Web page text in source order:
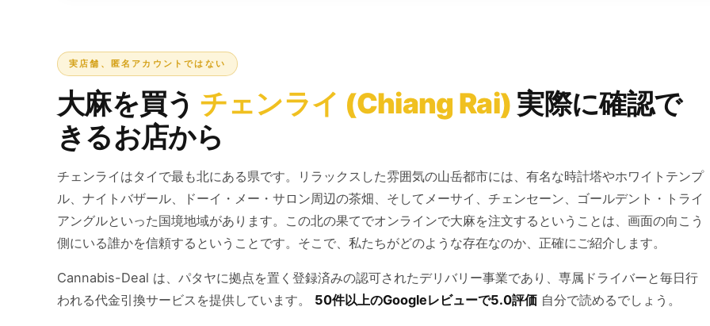
実店舗、匿名アカウントではない
大麻を買う チェンライ (Chiang Rai) 実際に確認で
きるお店から
チェンライはタイで最も北にある県です。リラックスした雰囲気の山岳都市には、有名な時計塔やホワイトテンプ
ル、ナイトバザール、ドーイ・メー・サロン周辺の茶畑、そしてメーサイ、チェンセーン、ゴールデント・トライ
アングルといった国境地域があります。この北の果てでオンラインで大麻を注文するということは、画面の向こう
側にいる誰かを信頼するということです。そこで、私たちがどのような存在なのか、正確にご紹介します。
Cannabis-Deal は、パタヤに拠点を置く登録済みの認可されたデリバリー事業であり、専属ドライバーと毎日行
われる代金引換サービスを提供しています。 50件以上のGoogleレビューで5.0評価 自分で読めるでしょう。